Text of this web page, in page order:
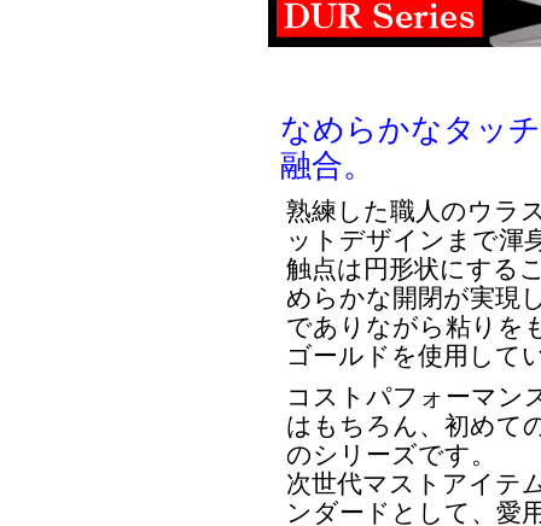
なめらかなタッ
融合。
熟練した職人のウラ
ットデザインまで渾
触点は円形状にする
めらかな開閉が実現
でありながら粘りを
ゴールドを使用して
コストパフォーマン
はもちろん、初めて
のシリーズです。
次世代マストアイテ
ンダードとして、愛